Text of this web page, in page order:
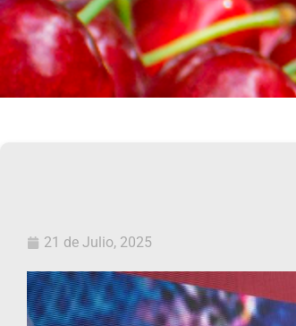
21 de Julio, 2025